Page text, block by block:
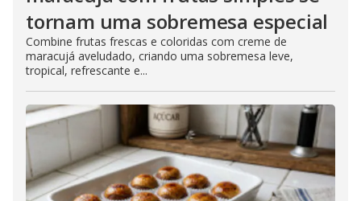
tornam uma sobremesa especial
Combine frutas frescas e coloridas com creme de
maracujá aveludado, criando uma sobremesa leve,
tropical, refrescante e...